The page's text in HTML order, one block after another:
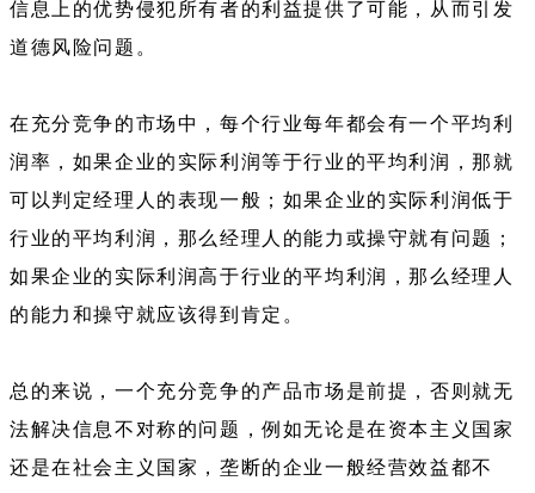
信息上的优势侵犯所有者的利益提供了可能，从而引发
道德风险问题。
在充分竞争的市场中，每个行业每年都会有一个平均利
润率，如果企业的实际利润等于行业的平均利润，那就
可以判定经理人的表现一般；如果企业的实际利润低于
行业的平均利润，那么经理人的能力或操守就有问题；
如果企业的实际利润高于行业的平均利润，那么经理人
的能力和操守就应该得到肯定。
总的来说，一个充分竞争的产品市场是前提，否则就无
法解决信息不对称的问题，例如无论是在资本主义国家
还是在社会主义国家，垄断的企业一般经营效益都不